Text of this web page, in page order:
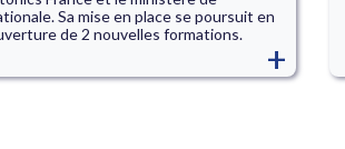
Sa mise en place se poursuit en
de 2 nouvelles formations.
+